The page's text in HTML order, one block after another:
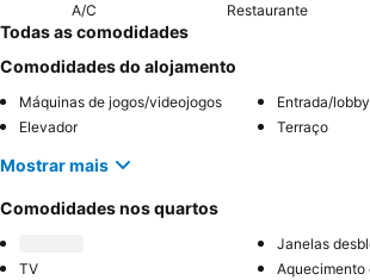
A/C Restaurante
Todas as comodidades
Comodidades do alojamento
Máquinas de jogos/videojogos
Entrada/lobby
Elevador
Terraço
Mostrar mais
Comodidades nos quartos
Janelas
TV
Aquecimento